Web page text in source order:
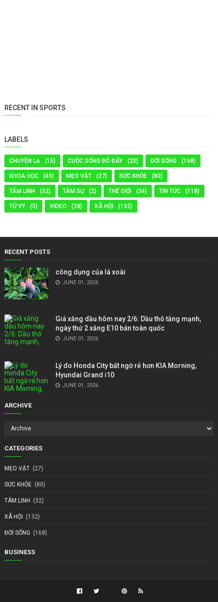
RECENT IN SPORTS
LABELS
CHUYỆN LẠ (15) CUỘC SỐNG ĐÓ ĐÂY (20) ĐỜI SỐNG (168)
KHOA HỌC (45) MẸO VẶT (27) SỨC KHỎE (80)
TÂM LINH (32) TÂM SỰ (2) THẾ GIỚI (34) TIN TỨC (118)
TỬ VY (5) VIDEO (28) XÃ HỘI (132)
RECENT POSTS
công dụng của lá xoài
JUNE 01, 2026
Giá xăng dầu hôm nay 2/6: Dầu thô tăng mạnh,
ngày thứ 2 xăng E10 bán toàn quốc
JUNE 01, 2026
Lý do Honda City bất ngờ rẻ hơn KIA Morning,
Hyundai Grand i10
JUNE 01, 2026
ARCHIVE
CATEGORIES
MẸO VẶT (27)
SỨC KHỎE (80)
TÂM LINH (32)
XÃ HỘI (132)
ĐỜI SỐNG (168)
BUSINESS